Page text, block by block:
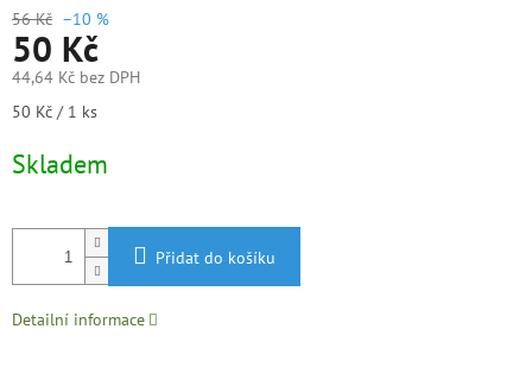
56 Kč –10 %
50 Kč
44,64 Kč bez DPH
Měrná
50 Kč / 1 ks
Skladem
Přidat do košíku
Detailní informace